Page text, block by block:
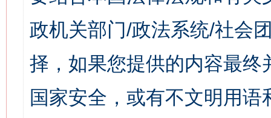
政机关部门/政法系统/社会
择，如果您提供的内容最
国家安全，或有不文明用